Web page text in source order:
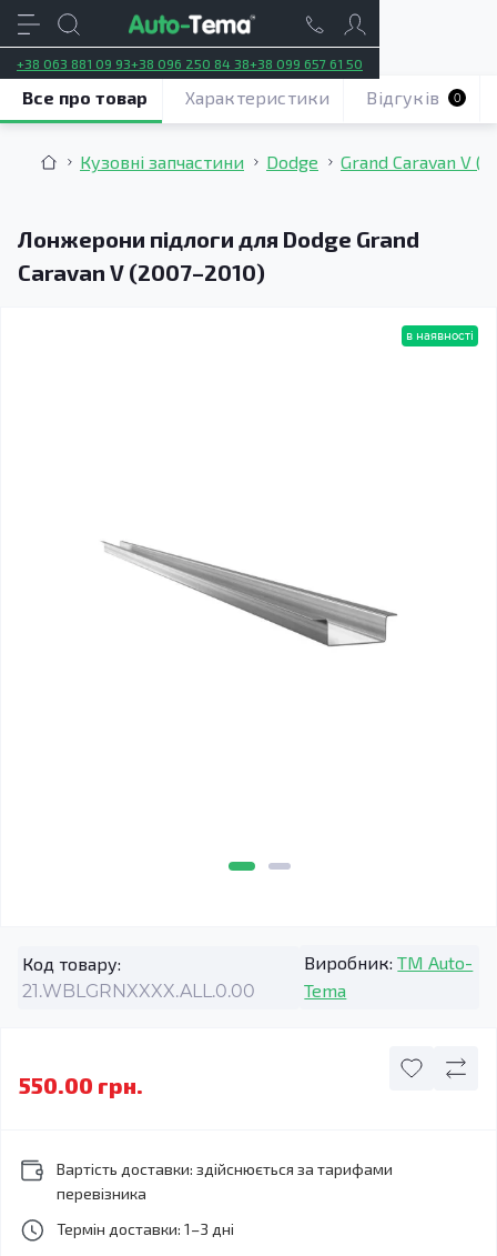
+38 063 881 09 93+38 096 250 84 38+38 099 657 61 50
Кузовні запчастини Dodge Grand Caravan V
Лонжерони підлоги для Dodge Grand
Caravan V (2007–2010)
Все про товар Характеристики Відгуків 0
в наявності
Код товару:
21.WBLGRNXXXX.ALL.0.00
Виробник: TM Auto-
Tema
550.00 грн.
Вартість доставки: здійснюється за тарифами
перевізника
Термін доставки: 1–3 дні